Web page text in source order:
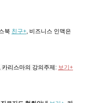
북 친구+, 비즈니스 인맥은
, 카리스마의 강의주제 : 보기+